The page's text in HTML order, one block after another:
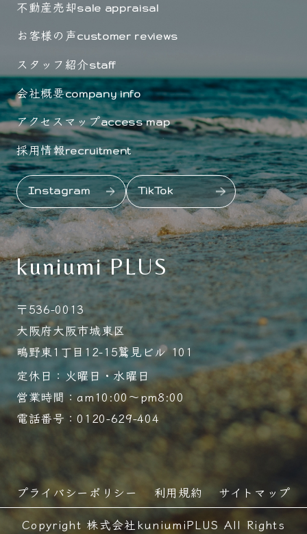
不動産売却sale appraisal
お客様の声customer reviews
スタッフ紹介staff
会社概要company info
アクセスマップaccess map
採用情報recruitment
Instagram TikTok
kuniumi PLUS
〒536-0013
大阪府大阪市城東区
鴫野東1丁目12-15鷲見ビル 101
定休日：火曜日・水曜日
営業時間：am10:00～pm8:00
電話番号：0120-629-404
プライバシーポリシー 利用規約
サイトマップ
Copyright 株式会社kuniumiPLUS All Rights